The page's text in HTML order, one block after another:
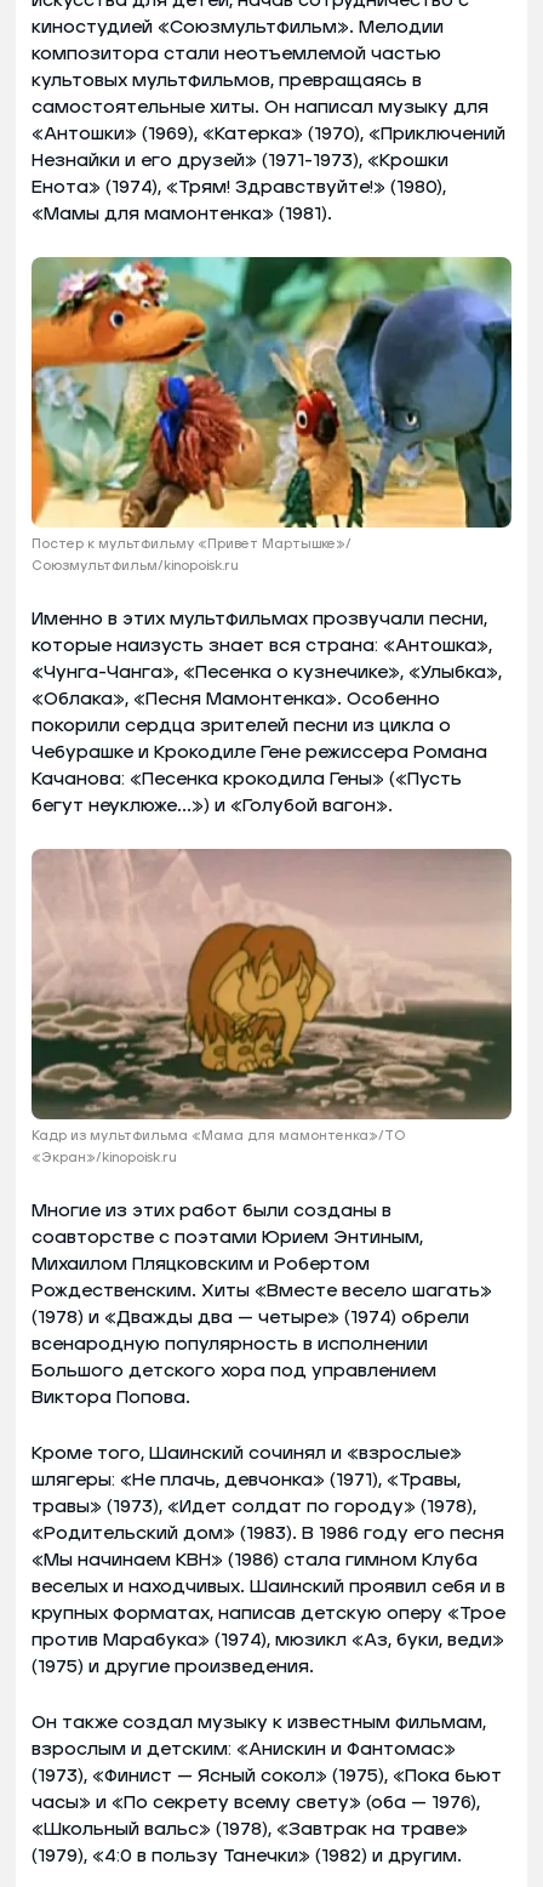
киностудией «Союзмультфильм». Мелодии
композитора стали неотъемлемой частью
культовых мультфильмов, превращаясь в
самостоятельные хиты. Он написал музыку для
«Антошки» (1969), «Катерка» (1970), «Приключений
Незнайки и его друзей» (1971-1973), «Крошки
Енота» (1974), «Трям! Здравствуйте!» (1980),
«Мамы для мамонтенка» (1981).
Постер к мультфильму «Привет Мартышке»/
Союзмультфильм/kinopoisk.ru
Именно в этих мультфильмах прозвучали песни,
которые наизусть знает вся страна: «Антошка»,
«Чунга-Чанга», «Песенка о кузнечике», «Улыбка»,
«Облака», «Песня Мамонтенка». Особенно
покорили сердца зрителей песни из цикла о
Чебурашке и Крокодиле Гене режиссера Романа
Качанова: «Песенка крокодила Гены» («Пусть
бегут неуклюже...») и «Голубой вагон».
Кадр из мультфильма «Мама для мамонтенка»/ТО
«Экран»/kinopoisk.ru
Многие из этих работ были созданы в
соавторстве с поэтами Юрием Энтиным,
Михаилом Пляцковским и Робертом
Рождественским. Хиты «Вместе весело шагать»
(1978) и «Дважды два — четыре» (1974) обрели
всенародную популярность в исполнении
Большого детского хора под управлением
Виктора Попова.
Кроме того, Шаинский сочинял и «взрослые»
шлягеры: «Не плачь, девчонка» (1971), «Травы,
травы» (1973), «Идет солдат по городу» (1978),
«Родительский дом» (1983). В 1986 году его песня
«Мы начинаем КВН» (1986) стала гимном Клуба
веселых и находчивых. Шаинский проявил себя и в
крупных форматах, написав детскую оперу «Трое
против Марабука» (1974), мюзикл «Аз, буки, веди»
(1975) и другие произведения.
Он также создал музыку к известным фильмам,
взрослым и детским: «Анискин и Фантомас»
(1973), «Финист — Ясный сокол» (1975), «Пока бьют
часы» и «По секрету всему свету» (оба — 1976),
«Школьный вальс» (1978), «Завтрак на траве»
(1979), «4:0 в пользу Танечки» (1982) и другим.